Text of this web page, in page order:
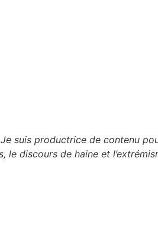
suis productrice de contenu
le discours de haine et